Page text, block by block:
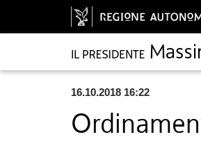
16.10.2018 16:22